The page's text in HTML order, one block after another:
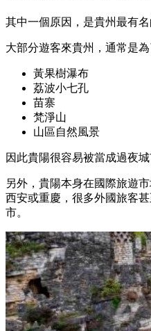
其中一個原因，是貴州最有名
大部分遊客來貴州，通常是為
黃果樹瀑布
荔波小七孔
苗寨
梵淨山
山區自然風景
因此貴陽很容易被當成過夜
另外，貴陽本身在國際旅遊
西安或重慶，很多外國旅客
市。